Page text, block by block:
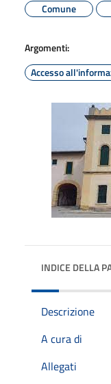
Comune
Argomenti:
Accesso
INDICE DELLA
Descrizione
A cura di
Allegati